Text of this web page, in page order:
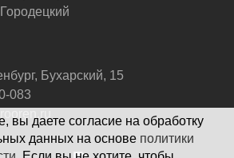
Бухарский, 15
083
вы даете согласие на обработку
данных на основе политики